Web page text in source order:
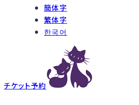
簡体字
繁体字
한국어
チケット予約